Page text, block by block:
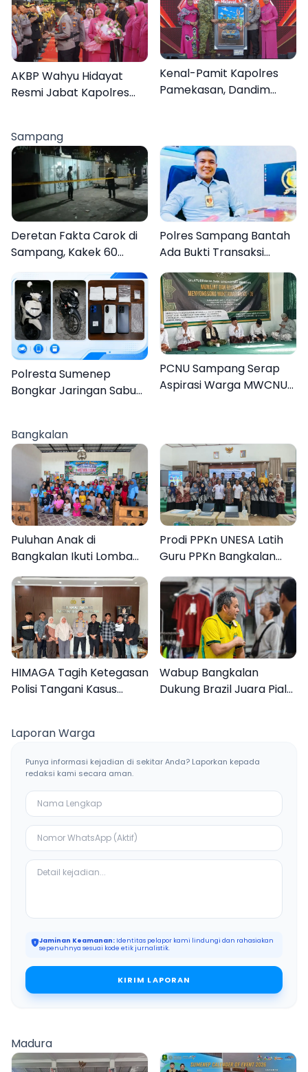
Organisasi
AKBP Wahyu Hidayat
Resmi Jabat Kapolres
Kenal-Pamit Kapolres
Pamekasan, Dandim
Sampang
Deretan Fakta Carok di
Sampang, Kakek 60
Tahun Duel Melawan 2
Pria
Polres Sampang Bantah
Ada Bukti Transaksi
dalam Kasus Rudapaksa
Anak 27 Tersangka
Polresta Sumenep
Bongkar Jaringan Sabu
PCNU Sampang Serap
Aspirasi Warga MWCNU
Bangkalan
Puluhan Anak di
Bangkalan Ikuti Lomba
Mewarnai Bertema
Liburan Keluarga
Prodi PPKn UNESA Latih
Guru PPKn Bangkalan
dengan Pembelajaran
Inovasi Teknologi
HIMAGA Tagih Ketegasan
Polisi Tangani Kasus
Wabup Bangkalan
Dukung Brazil Juara Piala
Laporan Warga
Punya informasi kejadian di sekitar Anda? Laporkan kepada
redaksi kami secara aman.
Jaminan Keamanan: Identitas pelapor kami lindungi dan rahasiakan
sepenuhnya sesuai kode etik jurnalistik.
KIRIM LAPORAN
Madura